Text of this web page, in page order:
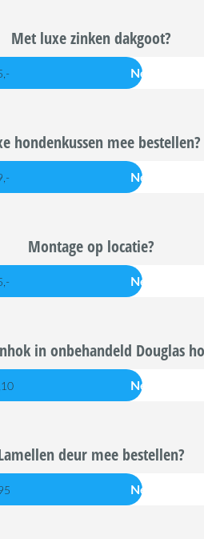
Met luxe zinken dakgoot?
Nee
hondenkussen mee bestellen?
Nee
Montage op locatie?
Nee
in onbehandeld Douglas
Nee
deur mee bestellen?
Nee